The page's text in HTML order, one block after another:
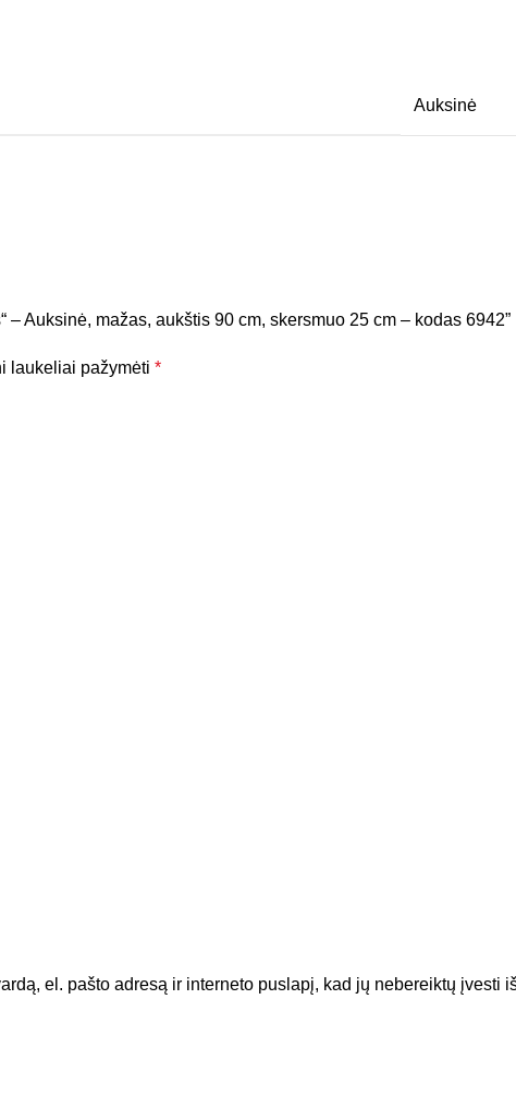
Auksinė
– Auksinė, mažas, aukštis 90 cm, skersmuo 25 cm – kodas 6942”
laukeliai pažymėti *
el. pašto adresą ir interneto puslapį, kad jų nebereiktų įvesti